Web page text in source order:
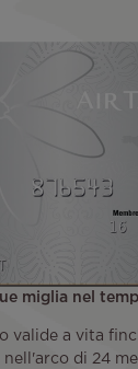
miglia nel
valide a vita
di 24